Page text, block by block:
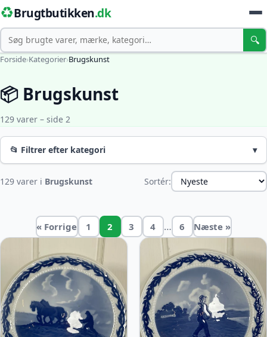
♻️Brugtbutikken.dk
Søg 🔍
Forside›Kategorier›Brugskunst
📦 Brugskunst
129 varer – side 2
📂 Filtrer efter kategori ▾
129 varer i Brugskunst Sortér:
« Forrige 1 2 3 4 … 6 Næste »